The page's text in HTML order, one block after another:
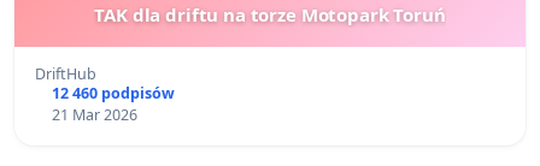
TAK dla driftu na torze Motopark Toruń
DriftHub
12 460 podpisów
21 Mar 2026